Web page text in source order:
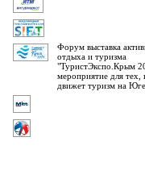
Форум выставка
отдыха и туризма
"ТуристЭкспо.Крым
мероприятие для тех,
движет туризм на